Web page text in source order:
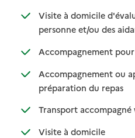
Visite à domicile
personne et/ou des
:
:
Accompagnement
Accompagnement ou
préparation du repas
:
: non
Transport accompagné
Visite à domicile: disponible
: non